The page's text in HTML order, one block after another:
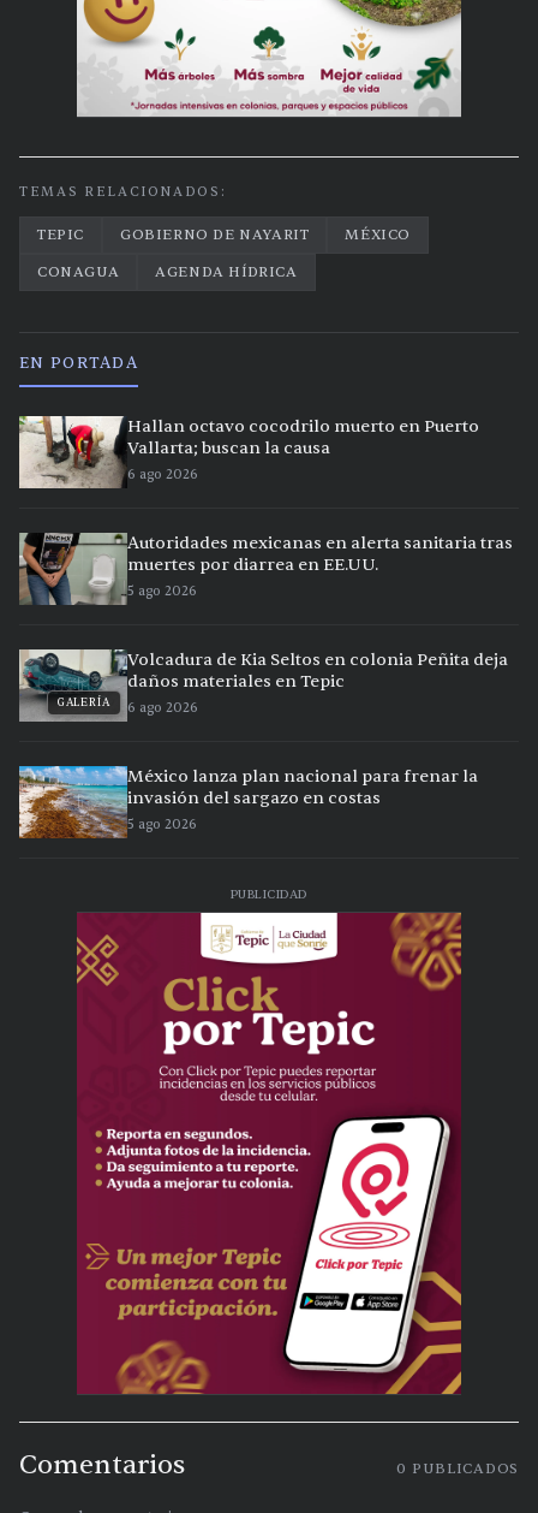
TEMAS RELACIONADOS:
TEPIC GOBIERNO DE NAYARIT
MÉXICO
CONAGUA
AGENDA HÍDRICA
EN PORTADA
Hallan octavo cocodrilo muerto en Puerto
Vallarta; buscan la causa
6 ago 2026
Autoridades mexicanas en alerta sanitaria tras
muertes por diarrea en EE.UU.
5 ago 2026
GALERÍA
Volcadura de Kia Seltos en colonia Peñita deja
daños materiales en Tepic
6 ago 2026
México lanza plan nacional para frenar la
invasión del sargazo en costas
5 ago 2026
PUBLICIDAD
Comentarios 0 PUBLICADOS